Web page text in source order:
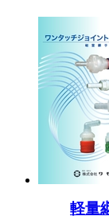
軽量